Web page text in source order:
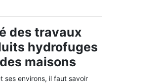
des travaux
hydrofuges
maisons
ses environs, il faut savoir